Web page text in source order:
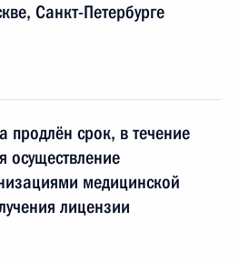
Санкт-Петербурге
срок, в течение
осуществление
медицинской
лицензии